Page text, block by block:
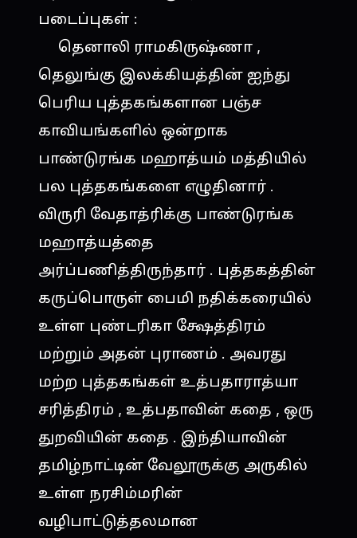
படைப்புகள் :
தெனாலி ராமகிருஷ்ணா ,
தெலுங்கு இலக்கியத்தின் ஐந்து
பெரிய புத்தகங்களான பஞ்ச
காவியங்களில் ஒன்றாக
பாண்டுரங்க மஹாத்யம் மத்தியில்
பல புத்தகங்களை எழுதினார் .
விருரி வேதாத்ரிக்கு பாண்டுரங்க
மஹாத்யத்தை
அர்ப்பணித்திருந்தார் . புத்தகத்தின்
கருப்பொருள் பைமி நதிக்கரையில்
உள்ள புண்டரிகா க்ஷேத்திரம்
மற்றும் அதன் புராணம் . அவரது
மற்ற புத்தகங்கள் உத்பதாராத்யா
சரித்திரம் , உத்பதாவின் கதை , ஒரு
துறவியின் கதை . இந்தியாவின்
தமிழ்நாட்டின் வேலூருக்கு அருகில்
உள்ள நரசிம்மரின்
வழிபாட்டுத்தலமான